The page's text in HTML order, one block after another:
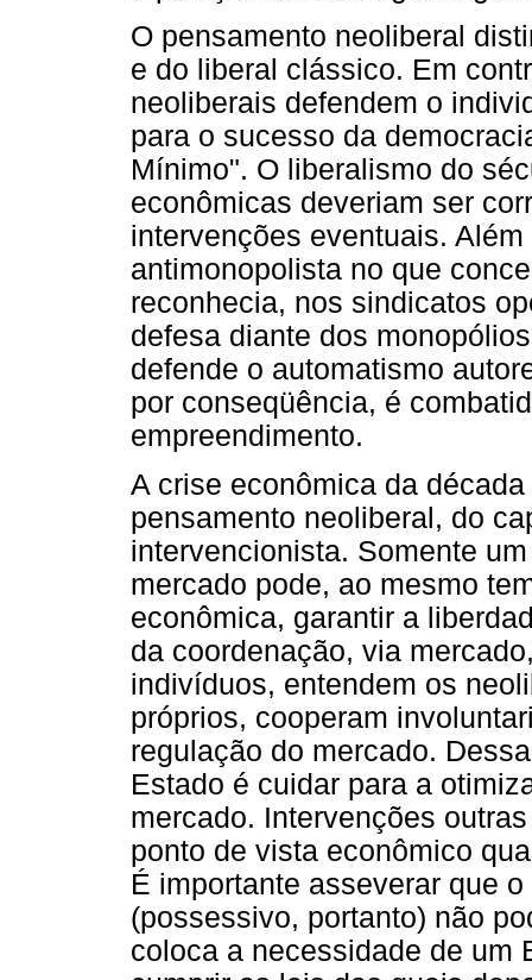
O pensamento neoliberal
e do liberal clássico. Em
neoliberais defendem o
para o sucesso da
Mínimo". O liberalismo do
econômicas deveriam ser
intervenções eventuais.
antimonopolista no que
reconhecia, nos sindicatos
defesa diante dos
defende o automatismo
por conseqüência, é
empreendimento.
A crise econômica da
pensamento neoliberal, do
intervencionista. Somente
mercado pode, ao mesmo
econômica, garantir a
da coordenação, via
indivíduos, entendem os
próprios, cooperam
regulação do mercado.
Estado é cuidar para a
mercado. Intervenções
ponto de vista econômico
É importante asseverar que
(possessivo, portanto) não
coloca a necessidade de um